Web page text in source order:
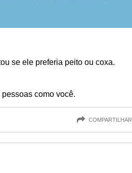
se ele preferia peito ou coxa.
como você.
COMPARTILHAR